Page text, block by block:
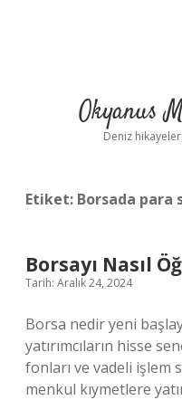
Okyanus
Deniz
Etiket: Borsada para
Borsayı Nasıl
Tarih: Aralık 24, 2024
Borsa nedir yeni
yatırımcıların hisse
fonları ve vadeli işlem
menkul kıymetlere